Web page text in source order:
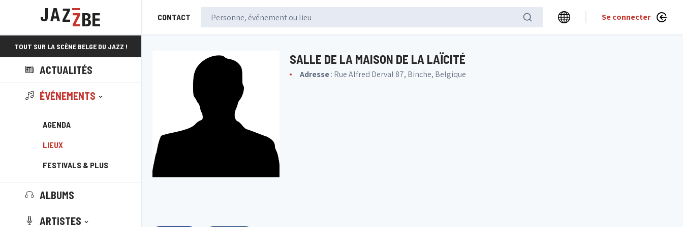
CONTACT Se connecter
TOUT SUR LA SCÈNE BELGE DU JAZZ !
ACTUALITÉS
ÉVÉNEMENTS
AGENDA
LIEUX
FESTIVALS & PLUS
ALBUMS
ARTISTES
SALLE DE LA MAISON DE LA LAÏCITÉ
Adresse: Rue Alfred Derval 87, Binche, Belgique